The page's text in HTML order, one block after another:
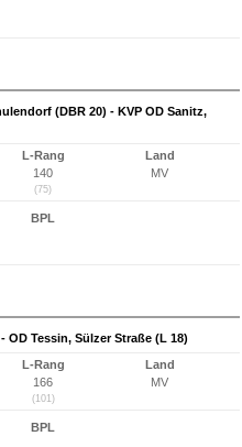
(DBR 20) - KVP OD Sanitz,
L-Rang
140
(75)
Land
MV
BPL
OD Tessin, Sülzer Straße (L 18)
L-Rang
166
(101)
Land
MV
BPL